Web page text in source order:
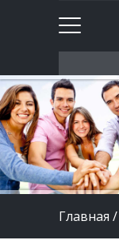
Главная /